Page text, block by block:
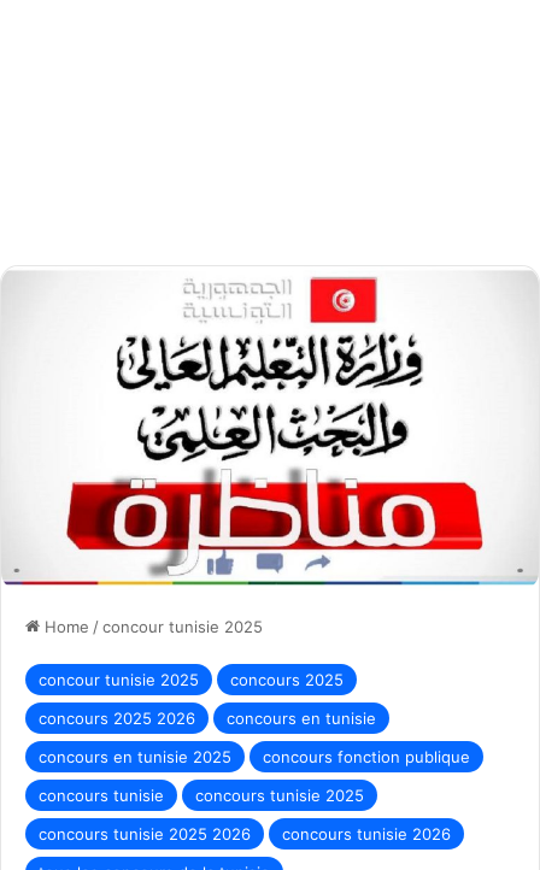
Home /concour tunisie 2025
concour tunisie 2025
concours 2025
concours 2025 2026
concours en tunisie
concours en tunisie 2025
concours fonction publique
concours tunisie
concours tunisie 2025
concours tunisie 2025 2026
concours tunisie 2026